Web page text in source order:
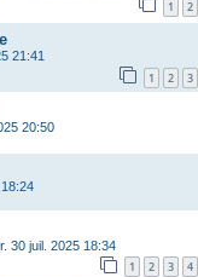
1 2
21:41
1 2 3
20:50
30 juil. 2025 18:34
1 2 3 4